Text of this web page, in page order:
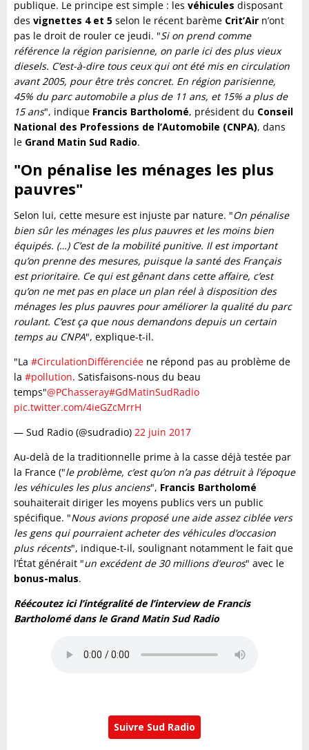
publique. Le principe est simple : les véhicules disposant
des vignettes 4 et 5 selon le récent barème Crit’Air n’ont
pas le droit de rouler ce jeudi. "Si on prend comme
référence la région parisienne, on parle ici des plus vieux
diesels. C’est-à-dire tous ceux qui ont été mis en circulation
avant 2005, pour être très concret. En région parisienne,
45% du parc automobile a plus de 11 ans, et 15% a plus de
15 ans", indique Francis Bartholomé, président du Conseil
National des Professions de l’Automobile (CNPA), dans
le Grand Matin Sud Radio.
"On pénalise les ménages les plus
pauvres"
Selon lui, cette mesure est injuste par nature. "On pénalise
bien sûr les ménages les plus pauvres et les moins bien
équipés. (…) C’est de la mobilité punitive. Il est important
qu’on prenne des mesures, puisque la santé des Français
est prioritaire. Ce qui est gênant dans cette affaire, c’est
qu’on ne met pas en place un plan réel à disposition des
ménages les plus pauvres pour améliorer la qualité du parc
roulant. C’est ça que nous demandons depuis un certain
temps au CNPA", explique-t-il.
"La #CirculationDifférenciée ne répond pas au problème de
la #pollution. Satisfaisons-nous du beau
temps"@PChasseray#GdMatinSudRadio
pic.twitter.com/4ieGZcMrrH
— Sud Radio (@sudradio) 22 juin 2017
Au-delà de la traditionnelle prime à la casse déjà testée par
la France ("le problème, c’est qu’on n’a pas détruit à l’époque
les véhicules les plus anciens", Francis Bartholomé
souhaiterait diriger les moyens publics vers un public
spécifique. "Nous avions proposé une aide assez ciblée vers
les gens qui pourraient acheter des véhicules d’occasion
plus récents", indique-t-il, soulignant notamment le fait que
l’État générait "un excédent de 30 millions d’euros" avec le
bonus-malus.
Réécoutez ici l’intégralité de l’interview de Francis
Bartholomé dans le Grand Matin Sud Radio
Suivre Sud Radio